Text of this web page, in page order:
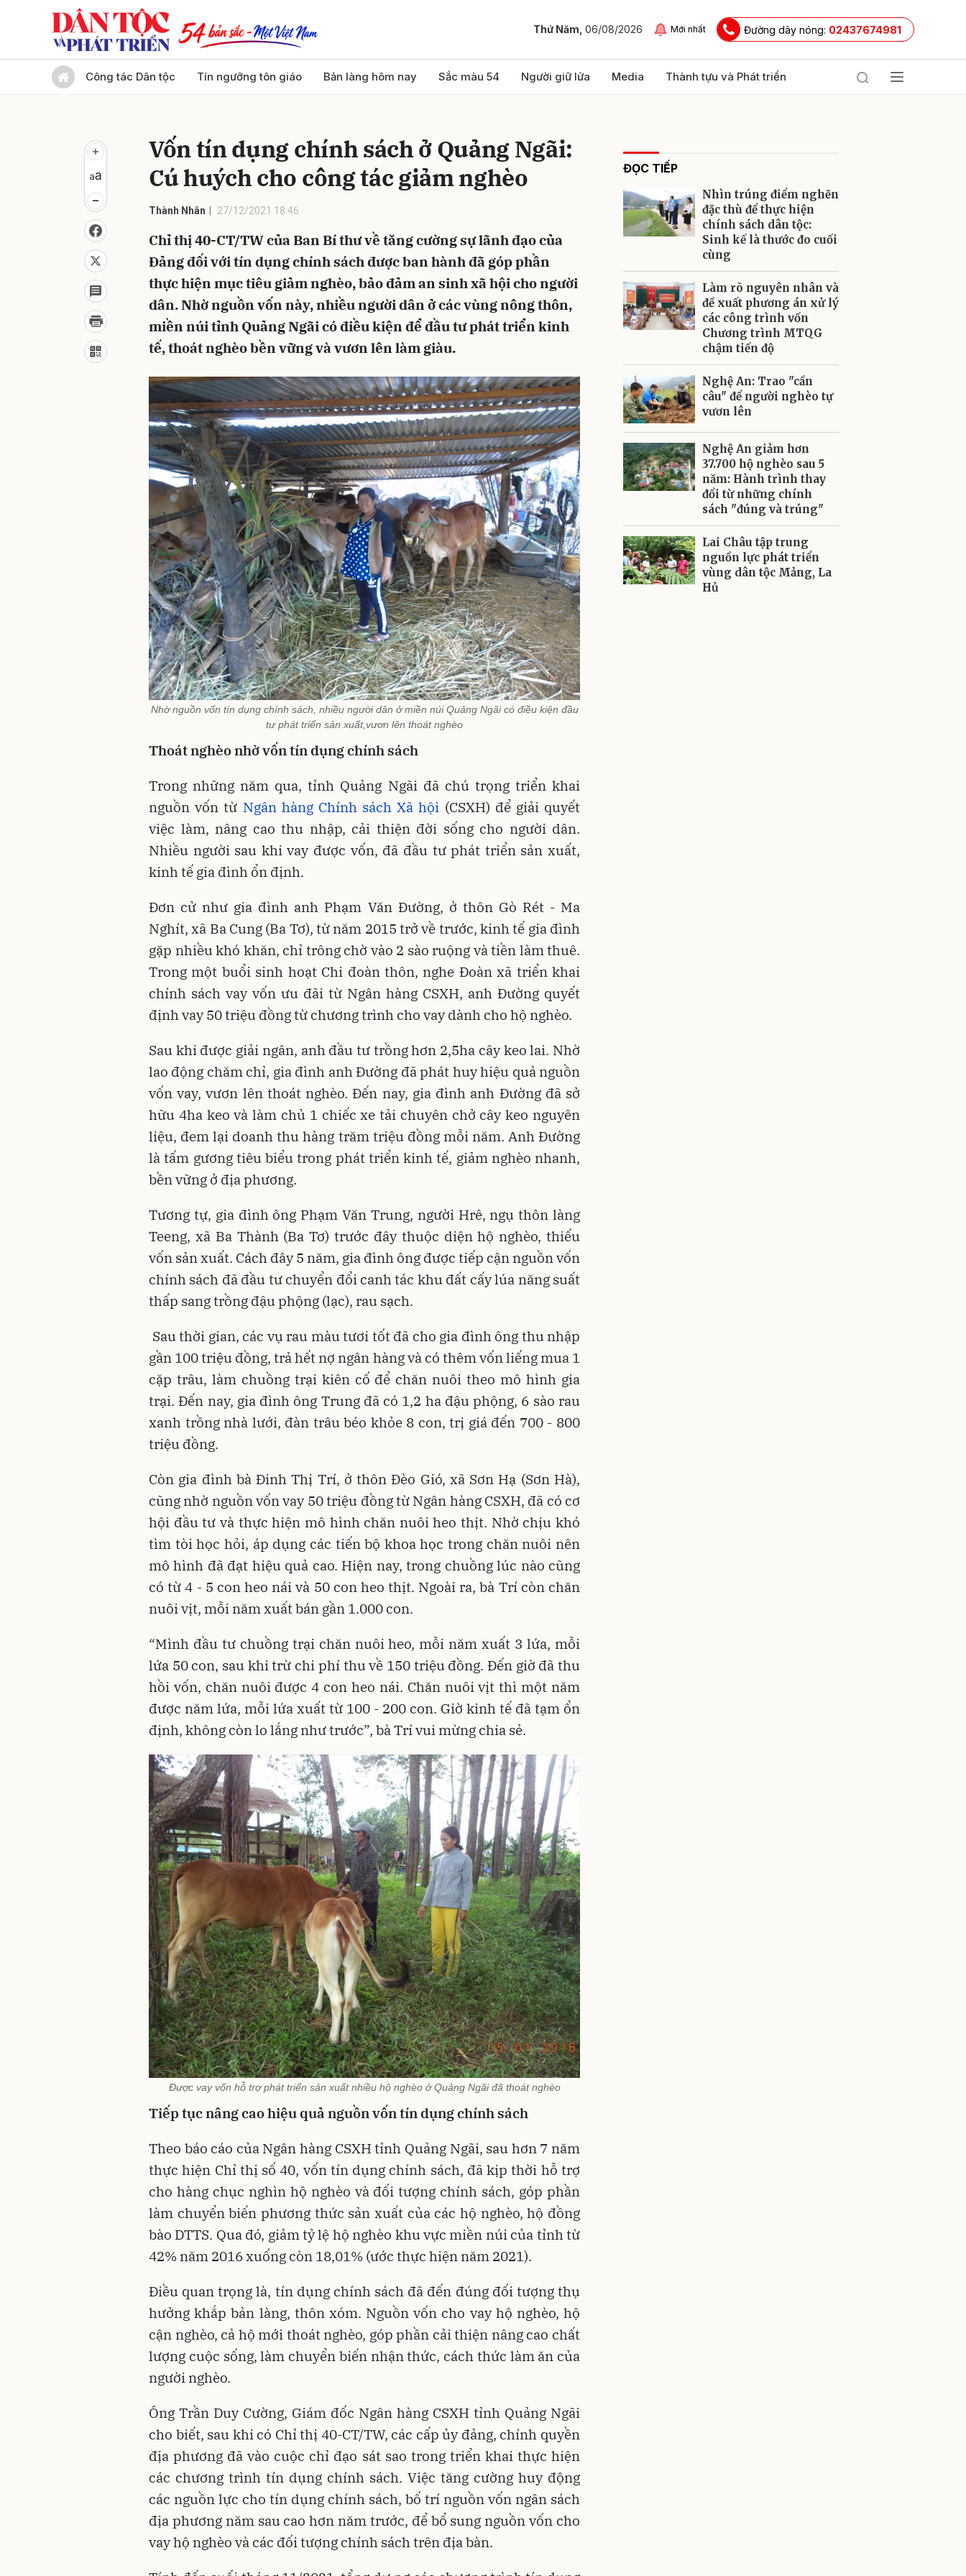
Thứ Năm, 06/08/2026 Mới nhất Đường dây nóng: 02437674981
Công tác Dân tộc Tín ngưỡng tôn giáo Bản làng hôm nay Sắc màu 54 Người giữ lửa Media Thành tựu và Phát triển
Vốn tín dụng chính sách ở Quảng Ngãi:
Cú huých cho công tác giảm nghèo
Thành Nhân 27/12/2021 18:46
Chỉ thị 40-CT/TW của Ban Bí thư về tăng cường sự lãnh đạo của
Đảng đối với tín dụng chính sách được ban hành đã góp phần
thực hiện mục tiêu giảm nghèo, bảo đảm an sinh xã hội cho người
dân. Nhờ nguồn vốn này, nhiều người dân ở các vùng nông thôn,
miền núi tỉnh Quảng Ngãi có điều kiện để đầu tư phát triển kinh
tế, thoát nghèo bền vững và vươn lên làm giàu.
Nhờ nguồn vốn tín dụng chính sách, nhiều người dân ở miền núi Quảng Ngãi có điều kiện đầu
tư phát triển sản xuất,vươn lên thoát nghèo
Thoát nghèo nhờ vốn tín dụng chính sách
Trong những năm qua, tỉnh Quảng Ngãi đã chú trọng triển khai
nguồn vốn từ Ngân hàng Chính sách Xã hội (CSXH) để giải quyết
việc làm, nâng cao thu nhập, cải thiện đời sống cho người dân.
Nhiều người sau khi vay được vốn, đã đầu tư phát triển sản xuất,
kinh tế gia đình ổn định.
Đơn cử như gia đình anh Phạm Văn Đường, ở thôn Gò Rét - Ma
Nghít, xã Ba Cung (Ba Tơ), từ năm 2015 trở về trước, kinh tế gia đình
gặp nhiều khó khăn, chỉ trông chờ vào 2 sào ruộng và tiền làm thuê.
Trong một buổi sinh hoạt Chi đoàn thôn, nghe Đoàn xã triển khai
chính sách vay vốn ưu đãi từ Ngân hàng CSXH, anh Đường quyết
định vay 50 triệu đồng từ chương trình cho vay dành cho hộ nghèo.
Sau khi được giải ngân, anh đầu tư trồng hơn 2,5ha cây keo lai. Nhờ
lao động chăm chỉ, gia đình anh Đường đã phát huy hiệu quả nguồn
vốn vay, vươn lên thoát nghèo. Đến nay, gia đình anh Đường đã sở
hữu 4ha keo và làm chủ 1 chiếc xe tải chuyên chở cây keo nguyên
liệu, đem lại doanh thu hàng trăm triệu đồng mỗi năm. Anh Đường
là tấm gương tiêu biểu trong phát triển kinh tế, giảm nghèo nhanh,
bền vững ở địa phương.
Tương tự, gia đình ông Phạm Văn Trung, người Hrê, ngụ thôn làng
Teeng, xã Ba Thành (Ba Tơ) trước đây thuộc diện hộ nghèo, thiếu
vốn sản xuất. Cách đây 5 năm, gia đình ông được tiếp cận nguồn vốn
chính sách đã đầu tư chuyển đổi canh tác khu đất cấy lúa năng suất
thấp sang trồng đậu phộng (lạc), rau sạch.
Sau thời gian, các vụ rau màu tươi tốt đã cho gia đình ông thu nhập
gần 100 triệu đồng, trả hết nợ ngân hàng và có thêm vốn liếng mua 1
cặp trâu, làm chuồng trại kiên cố để chăn nuôi theo mô hình gia
trại. Đến nay, gia đình ông Trung đã có 1,2 ha đậu phộng, 6 sào rau
xanh trồng nhà lưới, đàn trâu béo khỏe 8 con, trị giá đến 700 - 800
triệu đồng.
Còn gia đình bà Đinh Thị Trí, ở thôn Đèo Gió, xã Sơn Hạ (Sơn Hà),
cũng nhờ nguồn vốn vay 50 triệu đồng từ Ngân hàng CSXH, đã có cơ
hội đầu tư và thực hiện mô hình chăn nuôi heo thịt. Nhờ chịu khó
tìm tòi học hỏi, áp dụng các tiến bộ khoa học trong chăn nuôi nên
mô hình đã đạt hiệu quả cao. Hiện nay, trong chuồng lúc nào cũng
có từ 4 - 5 con heo nái và 50 con heo thịt. Ngoài ra, bà Trí còn chăn
nuôi vịt, mỗi năm xuất bán gần 1.000 con.
“Mình đầu tư chuồng trại chăn nuôi heo, mỗi năm xuất 3 lứa, mỗi
lứa 50 con, sau khi trừ chi phí thu về 150 triệu đồng. Đến giờ đã thu
hồi vốn, chăn nuôi được 4 con heo nái. Chăn nuôi vịt thì một năm
được năm lứa, mỗi lứa xuất từ 100 - 200 con. Giờ kinh tế đã tạm ổn
định, không còn lo lắng như trước”, bà Trí vui mừng chia sẻ.
Được vay vốn hỗ trợ phát triển sản xuất nhiều hộ nghèo ở Quảng Ngãi đã thoát nghèo
Tiếp tục nâng cao hiệu quả nguồn vốn tín dụng chính sách
Theo báo cáo của Ngân hàng CSXH tỉnh Quảng Ngãi, sau hơn 7 năm
thực hiện Chỉ thị số 40, vốn tín dụng chính sách, đã kịp thời hỗ trợ
cho hàng chục nghìn hộ nghèo và đối tượng chính sách, góp phần
làm chuyển biến phương thức sản xuất của các hộ nghèo, hộ đồng
bào DTTS. Qua đó, giảm tỷ lệ hộ nghèo khu vực miền núi của tỉnh từ
42% năm 2016 xuống còn 18,01% (ước thực hiện năm 2021).
Điều quan trọng là, tín dụng chính sách đã đến đúng đối tượng thụ
hưởng khắp bản làng, thôn xóm. Nguồn vốn cho vay hộ nghèo, hộ
cận nghèo, cả hộ mới thoát nghèo, góp phần cải thiện nâng cao chất
lượng cuộc sống, làm chuyển biến nhận thức, cách thức làm ăn của
người nghèo.
Ông Trần Duy Cường, Giám đốc Ngân hàng CSXH tỉnh Quảng Ngãi
cho biết, sau khi có Chỉ thị 40-CT/TW, các cấp ủy đảng, chính quyền
địa phương đã vào cuộc chỉ đạo sát sao trong triển khai thực hiện
các chương trình tín dụng chính sách. Việc tăng cường huy động
các nguồn lực cho tín dụng chính sách, bố trí nguồn vốn ngân sách
địa phương năm sau cao hơn năm trước, để bổ sung nguồn vốn cho
vay hộ nghèo và các đối tượng chính sách trên địa bàn.
ĐỌC TIẾP
Nhìn trúng điểm nghẽn
đặc thù để thực hiện
chính sách dân tộc:
Sinh kế là thước đo cuối
cùng
Làm rõ nguyên nhân và
đề xuất phương án xử lý
các công trình vốn
Chương trình MTQG
chậm tiến độ
Nghệ An: Trao "cần
câu" để người nghèo tự
vươn lên
Nghệ An giảm hơn
37.700 hộ nghèo sau 5
năm: Hành trình thay
đổi từ những chính
sách "đúng và trúng"
Lai Châu tập trung
nguồn lực phát triển
vùng dân tộc Mảng, La
Hủ
Gửi bình luận
Gửi